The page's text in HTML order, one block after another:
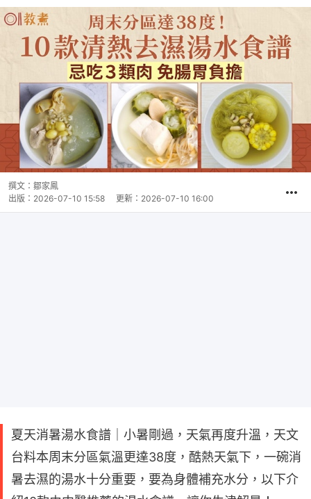
撰文： 鄒家鳳
出版： 2026-07-10 15:58 更新： 2026-07-10 16:00
夏天消暑湯水食譜｜小暑剛過，天氣再度升溫，天文
台料本周末分區氣溫更達38度，酷熱天氣下，一碗消
暑去濕的湯水十分重要，要為身體補充水分，以下介